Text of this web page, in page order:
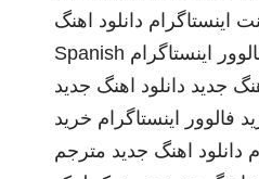
اینستاگرام دانلود اهنگ
اینستاگرام Spanish
جدید دانلود اهنگ جدید
فالوور اینستاگرام خرید
دانلود اهنگ جدید مترجم